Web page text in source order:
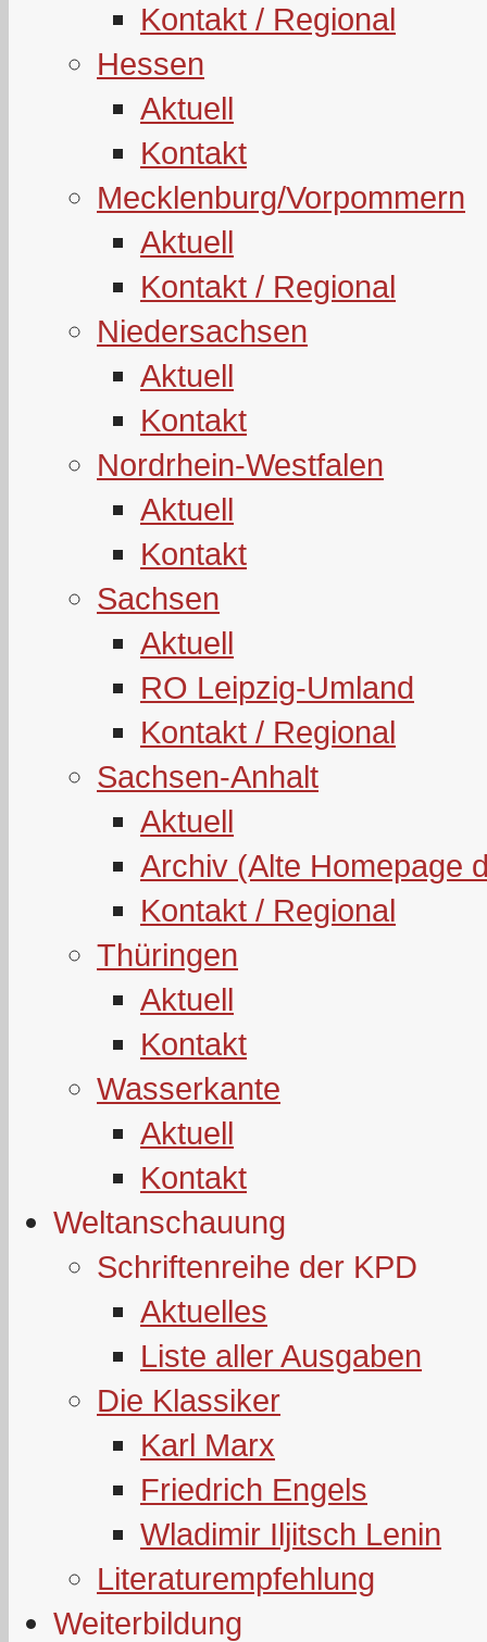
Kontakt / Regional
Hessen
Aktuell
Kontakt
Mecklenburg/Vorpommern
Aktuell
Kontakt / Regional
Niedersachsen
Aktuell
Kontakt
Nordrhein-Westfalen
Aktuell
Kontakt
Sachsen
Aktuell
RO Leipzig-Umland
Kontakt / Regional
Sachsen-Anhalt
Aktuell
Archiv (Alte Homepage
Kontakt / Regional
Thüringen
Aktuell
Kontakt
Wasserkante
Aktuell
Kontakt
Weltanschauung
Schriftenreihe der KPD
Aktuelles
Liste aller Ausgaben
Die Klassiker
Karl Marx
Friedrich Engels
Wladimir Iljitsch Lenin
Literaturempfehlung
Weiterbildung